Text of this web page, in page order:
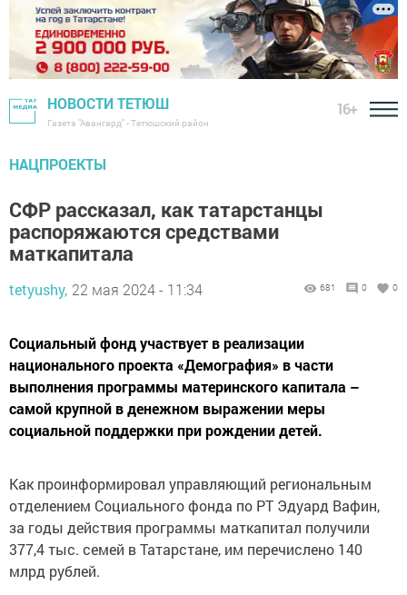
НОВОСТИ ТЕТЮШ
Газета "Авангард" - Тетюшский район
16+
НАЦПРОЕКТЫ
СФР рассказал, как татарстанцы
распоряжаются средствами
маткапитала
tetyushy, 22 мая 2024 - 11:34 681 0 0
Социальный фонд участвует в реализации
национального проекта «Демография» в части
выполнения программы материнского капитала –
самой крупной в денежном выражении меры
социальной поддержки при рождении детей.
Как проинформировал управляющий региональным
отделением Социального фонда по РТ Эдуард Вафин,
за годы действия программы маткапитал получили
377,4 тыс. семей в Татарстане, им перечислено 140
млрд рублей.